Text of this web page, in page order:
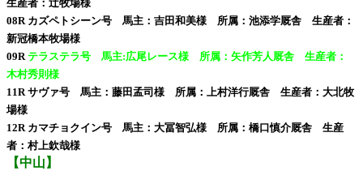
生産者：辻牧場様
08R カズペトシーン号 馬主：吉田和美様 所属：池添学厩舎 生産者：
新冠橋本牧場様
09Rテラステラ号 馬主:広尾レース様 所属：矢作芳人厩舎 生産者：
木村秀則様
11R サヴァ号 馬主：藤田孟司様 所属：上村洋行厩舎 生産者：大北牧
場様
12R カマチョクイン号 馬主：大冨智弘様 所属：橋口慎介厩舎 生産
者：村上欽哉様
【中山】